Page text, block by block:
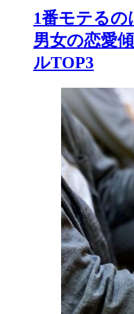
1番モテるの
男女の恋愛
ルTOP3